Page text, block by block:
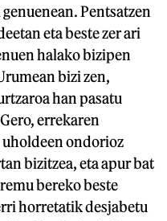
Pentsatzen
eta beste zer ari
halako bizipen
bizi zen,
han pasatu
errekaren
ondorioz
bizitzea, eta apur bat
bereko beste
horretatik desjabetu